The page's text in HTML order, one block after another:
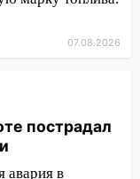
на
пройдет
07.08.2026
пострадал
авария в